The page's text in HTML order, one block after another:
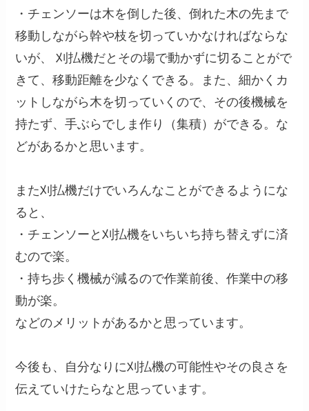
・チェンソーは木を倒した後、倒れた木の先まで
移動しながら幹や枝を切っていかなければならな
いが、 刈払機だとその場で動かずに切ることがで
きて、移動距離を少なくできる。また、細かくカ
ットしながら木を切っていくので、その後機械を
持たず、手ぶらでしま作り（集積）ができる。な
どがあるかと思います。
また刈払機だけでいろんなことができるようにな
ると、
・チェンソーと刈払機をいちいち持ち替えずに済
むので楽。
・持ち歩く機械が減るので作業前後、作業中の移
動が楽。
などのメリットがあるかと思っています。
今後も、自分なりに刈払機の可能性やその良さを
伝えていけたらなと思っています。